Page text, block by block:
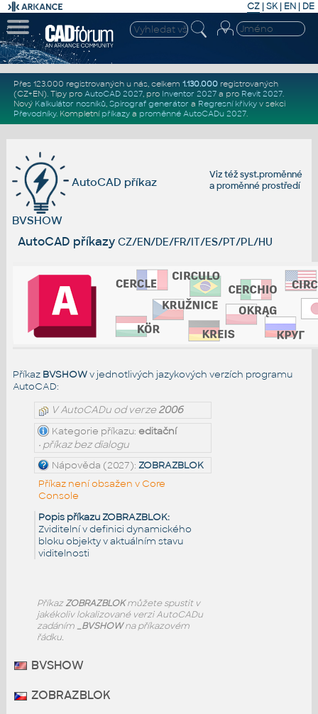
CZ | SK| EN | DE
Přes 123.000 registrovaných u nás, celkem 1.130.000registrovaných
(CZ+EN). Tipy pro AutoCAD 2027, pro Inventor 2027a pro Revit 2027.
Nový Kalkulátor nosníků, Spirograf generátor a Regresní křivkyv sekci
Převodníky. Kompletní příkazya proměnné AutoCADu 2027.
Viz téžsyst.proměnné
aproměnné prostředí
AutoCAD příkaz
BVSHOW
AutoCAD příkazy CZ/EN/DE/FR/IT/ES/PT/PL/HU
Příkaz BVSHOWv jednotlivých jazykových verzích programu
AutoCAD:
V AutoCADu od verze2006
Kategorie příkazu: editační
• příkaz bez dialogu
Nápověda (2027): ZOBRAZBLOK
Příkaz není obsažen v Core
Console
Popis příkazu ZOBRAZBLOK:
Zviditelní v definici dynamického
bloku objekty v aktuálním stavu
viditelnosti
PříkazZOBRAZBLOKmůžete spustit v
jakékoliv lokalizované verzi AutoCADu
zadáním _BVSHOWna příkazovém
řádku.
BVSHOW
ZOBRAZBLOK